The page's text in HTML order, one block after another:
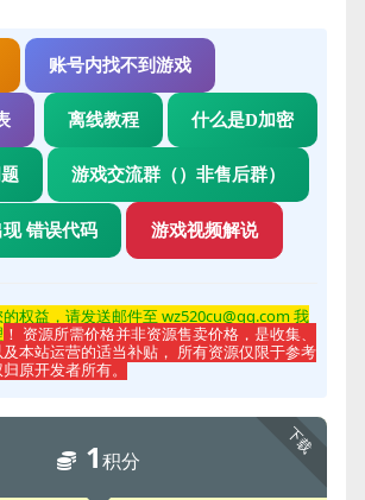
账号内找不到游戏
离线教程 什么是D加密
游戏交流群（）非售后群）
错误代码 游戏视频解说
权益，请发送邮件至 wz520cu@qq.com 我
！ 资源所需价格并非资源售卖价格，是收集、
本站运营的适当补贴， 所有资源仅限于参考
原开发者所有。
下载
1积分